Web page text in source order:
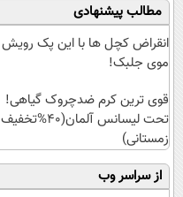
مطالب پیشنهادی
انقراض کچل ها با این پک رویش
موی جلبک!
قوی ترین کرم ضدچروک گیاهی!
تحت لیسانس آلمان(40%تخفیف
زمستانی)
از سراسر وب